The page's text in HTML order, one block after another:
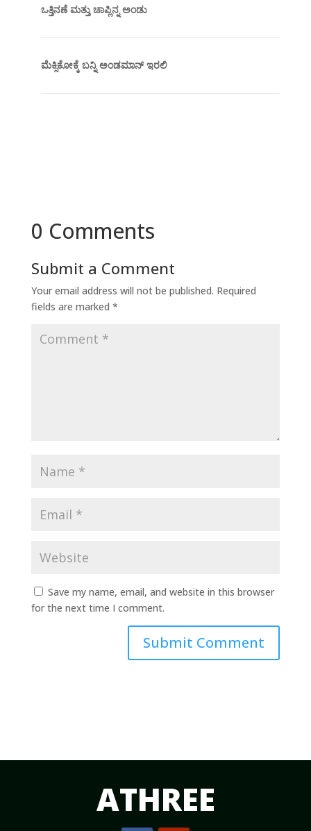
ಒತ್ತಿನಣೆ ಮತ್ತು ಚಾಪ್ಲಿನ್ನ ಅಂಡು
ಮೆಕ್ಸಿಕೋಕ್ಕೆ ಬನ್ನಿ ಅಂಡಮಾನ್ ಇರಲಿ
0 Comments
Submit a Comment
Your email address will not be published. Required
fields are marked *
Save my name, email, and website in this browser
for the next time I comment.
Submit Comment
ATHREE